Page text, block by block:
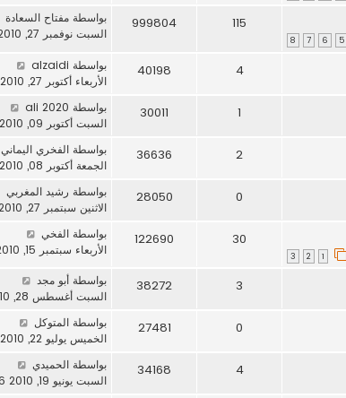
5
6
7
8
115
999804 بواسطة مفتاح السعادة
السبت نوفمبر 27, 2010 11:49 am
4
40198 بواسطة alzaidi
الأربعاء أكتوبر 27, 2010 10:26 pm
1
30011 بواسطة ali 2020
السبت أكتوبر 09, 2010 10:45 am
2
36636 بواسطة الفخري اليماني
الجمعة أكتوبر 08, 2010 10:58 pm
0
28050 بواسطة رشيد المغربي
الاثنين سبتمبر 27, 2010 8:38 pm
1
2
3
30
122690 بواسطة الفخي
الأربعاء سبتمبر 15, 2010 8:55 am
3
38272 بواسطة أبو مجد
السبت أغسطس 28, 2010 12:19 am
0
27481 بواسطة المتوكل
الخميس يوليو 22, 2010 5:52 am
4
34168 بواسطة الحميدي
السبت يونيو 19, 2010 4:16 am